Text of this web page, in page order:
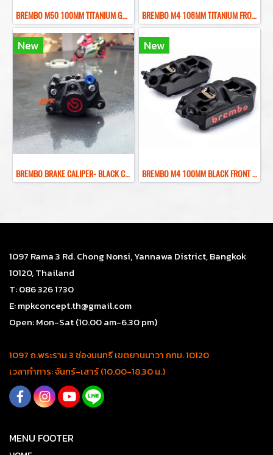
BREMBO M50 100MM TITANIUM GRAY FRONT BRAKE CALIPER ปั๊มเบรคเบรมโบ้สีเทา 100MM BREMBO M4 108MM TITANIUM FRONT BRAKE CALIPER ปั๊มเบรคเบรมโบ้สีไทเทเนียม 108MM
New
ฺBREMBO BRAKE CALIPER- BLACK COLOR REAR BRAKE RED LOGO
New
BREMBO M4 100MM BLACK FRONT BRAKE CALIPER ปั๊มเบรคเบรมโบ้สีดำ 100MM
1097 Rama 3 Rd. Chong Nonsi, Yannawa District, Bangkok
10120, Thailand
T: 086 326 1730
E: mpkconcept.th@gmail.com
Open: Mon-Sat (10.00 am-6.30 pm)
1097 ถ.พระราม 3 ช่องนนทรี เขตยานนาวา กทม. 10120
เวลาทำการ: จันทร์-เสาร์ (10.00-18.30 น.)
MENU FOOTER